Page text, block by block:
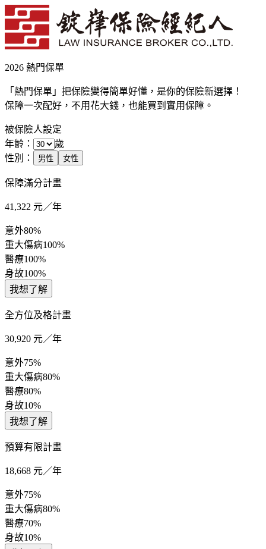
2026 熱門保單
「熱門保單」把保險變得簡單好懂，是你的保險新選擇！
保障一次配好，不用花大錢，也能買到實用保障。
被保險人設定
年齡：
歲
性別：
男性 女性
保障滿分計畫
41,322 元／年
意外80%
重大傷病100%
醫療100%
身故100%
我想了解
全方位及格計畫
30,920 元／年
意外75%
重大傷病80%
醫療80%
身故10%
我想了解
預算有限計畫
18,668 元／年
意外75%
重大傷病80%
醫療70%
身故10%